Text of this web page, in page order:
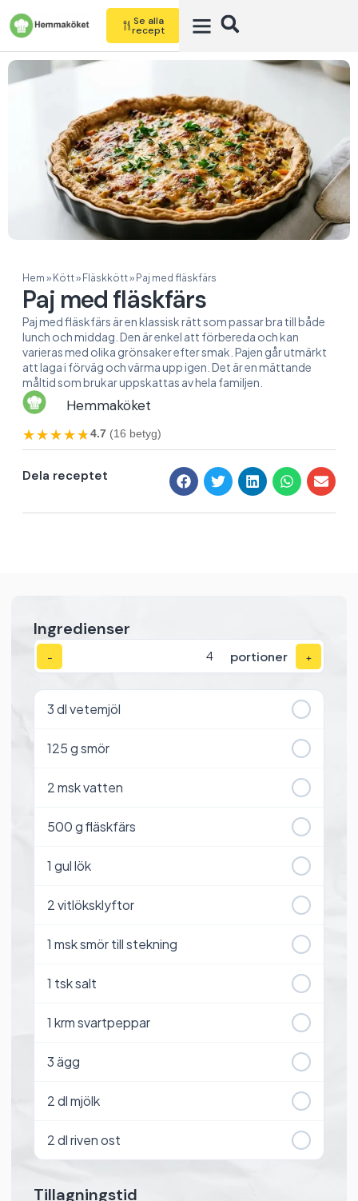
Se alla
recept
Hem » Kött» Fläskkött» Paj med fläskfärs
Paj med fläskfärs
Paj med fläskfärs är en klassisk rätt som passar bra till både
lunch och middag. Den är enkel att förbereda och kan
varieras med olika grönsaker efter smak. Pajen går utmärkt
att laga i förväg och värma upp igen. Det är en mättande
måltid som brukar uppskattas av hela familjen.
Hemmaköket
★★★★★
★★★★★4.7 (16 betyg)
Dela receptet
Ingredienser
− portioner +
3dl vetemjöl
125g smör
2msk vatten
500g fläskfärs
1 gul lök
2vitlöksklyftor
1 msk smör till stekning
1 tsk salt
1 krm svartpeppar
3ägg
2dl mjölk
2dl riven ost
Tillagningstid